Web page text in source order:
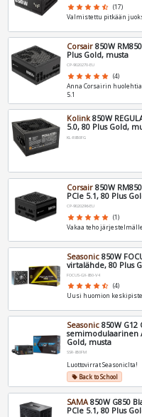
star star star star star_half (17)
Valmistettu pitkään
Corsair 850W
Plus Gold, musta
CP-9020270-EU
star star star star star (4)
Anna Corsairin
5.1
Kolink850W
5.0, 80 Plus Gold,
KL-R850FG
Corsair 850W
PCIe 5.1, 80 Plus
CP-9020296-EU
star star star star star (1)
Vakaa teho
Seasonic 850W
virtalähde, 80 Plus
FOCUS-GX-850-V4
star star star star star_half (4)
Uusi huomion keskipiste!
Seasonic 850W G12
semimodulaarinen
Gold, musta
SSR-850FM
Luottovirrat Seasoniclta!
local_offerBack to School
SAMA850W G850
PCIe 5.1, 80 Plus